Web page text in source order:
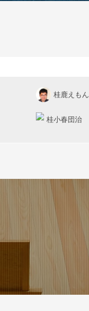
桂鹿えもん
桂小春団治